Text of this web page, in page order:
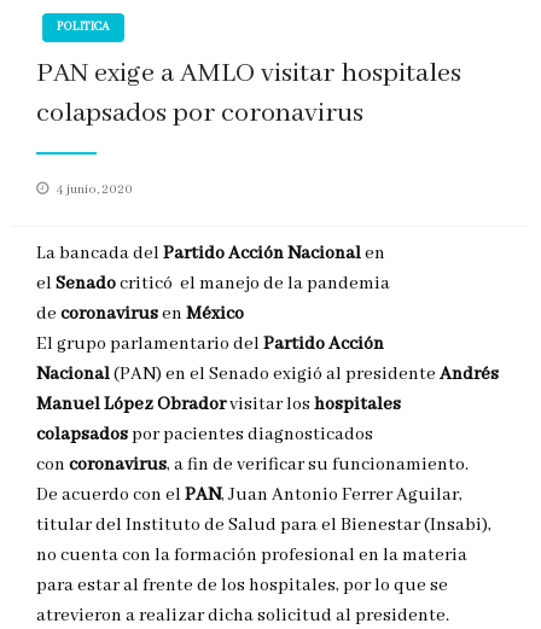
POLITICA
PAN exige a AMLO visitar hospitales
colapsados por coronavirus
Publicado
4 junio, 2020
La bancada delPartido Acción Nacionalen
elSenadocriticó el manejo de la pandemia
de coronavirusen México
El grupo parlamentario delPartido Acción
Nacional(PAN) en el Senado exigió al presidente Andrés
Manuel López Obradorvisitar los hospitales
colapsadospor pacientes diagnosticados
con coronavirus, a fin de verificar su funcionamiento.
De acuerdo con elPAN, Juan Antonio Ferrer Aguilar,
titular del Instituto de Salud para el Bienestar (Insabi),
no cuenta con la formación profesional en la materia
para estar al frente de los hospitales, por lo que se
atrevieron a realizar dicha solicitud al presidente.